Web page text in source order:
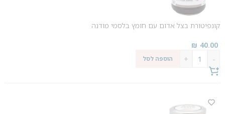
קונפיטורת בצל אדום עם חומץ בלסמי מודנה
40.00
₪
-
+ הוספה לסל